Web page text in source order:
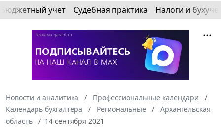
Бюджетный учет Судебная практика Налоги и
Новости и аналитика
Профессиональные календари
Календарь бухгалтера
Региональные
Архангельская
область
14 сентября 2021